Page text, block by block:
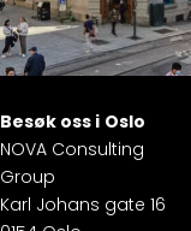
Besøk oss i Oslo
NOVA Consulting
Group
Karl Johans gate 16